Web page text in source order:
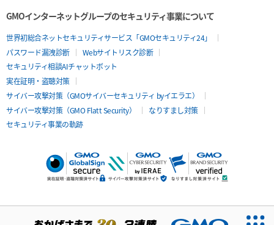
GMOインターネットグループのセキュリティ事業について
世界初総合ネットセキュリティサービス「GMOセキュリティ24」
パスワード漏洩診断
Webサイトリスク診断
セキュリティ相談AIチャットボット
実在証明・盗聴対策
サイバー攻撃対策（GMOサイバーセキュリティ byイエラエ）
サイバー攻撃対策（GMO Flatt Security）
なりすまし対策
セキュリティ事業の軌跡